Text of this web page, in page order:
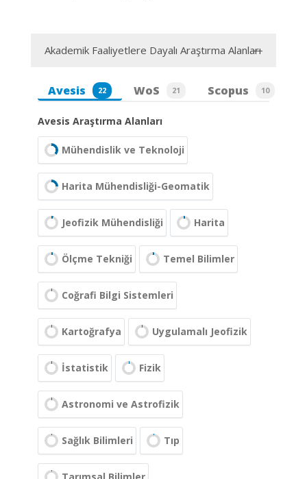
Akademik Faaliyetlere Dayalı Araştırma Alanları
Avesis 22 WoS 21 Scopus 10
Avesis Araştırma Alanları
Mühendislik ve Teknoloji
Harita Mühendisliği-Geomatik
Jeofizik Mühendisliği Harita
Ölçme Tekniği Temel Bilimler
Coğrafi Bilgi Sistemleri
Kartoğrafya Uygulamalı Jeofizik
İstatistik Fizik
Astronomi ve Astrofizik
Sağlık Bilimleri Tıp